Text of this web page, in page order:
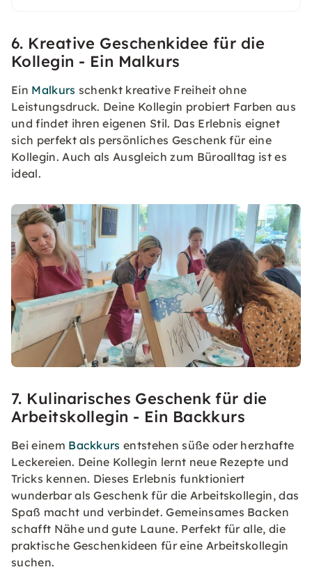
6. Kreative Geschenkidee für die
Kollegin - Ein Malkurs
Ein Malkurs schenkt kreative Freiheit ohne
Leistungsdruck. Deine Kollegin probiert Farben aus
und findet ihren eigenen Stil. Das Erlebnis eignet
sich perfekt als persönliches Geschenk für eine
Kollegin. Auch als Ausgleich zum Büroalltag ist es
ideal.
7. Kulinarisches Geschenk für die
Arbeitskollegin - Ein Backkurs
Bei einem Backkurs entstehen süße oder herzhafte
Leckereien. Deine Kollegin lernt neue Rezepte und
Tricks kennen. Dieses Erlebnis funktioniert
wunderbar als Geschenk für die Arbeitskollegin, das
Spaß macht und verbindet. Gemeinsames Backen
schafft Nähe und gute Laune. Perfekt für alle, die
praktische Geschenkideen für eine Arbeitskollegin
suchen.